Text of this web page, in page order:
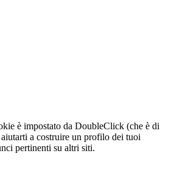
è impostato da DoubleClick (che è di
a costruire un profilo dei tuoi
pertinenti su altri siti.